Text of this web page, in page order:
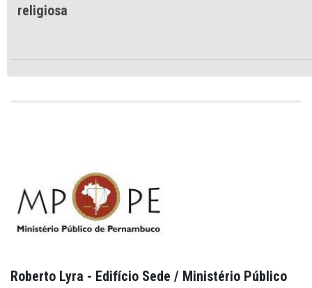
religiosa
Roberto Lyra - Edifício Sede / Ministério Público